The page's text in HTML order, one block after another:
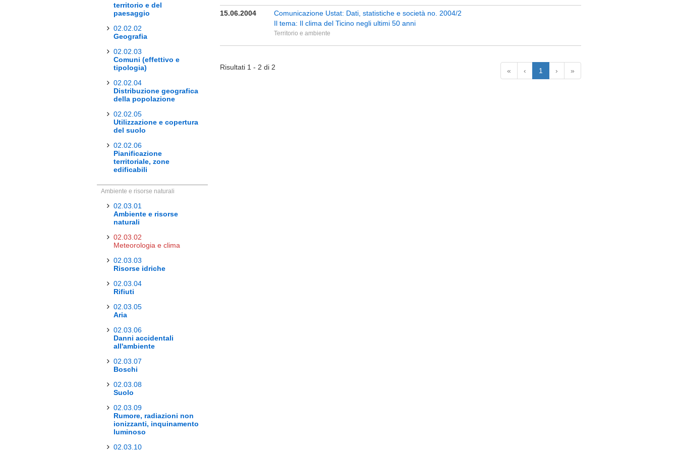
territorio e del
paesaggio
02.02.02
Geografia
02.02.03
Comuni (effettivo e
tipologia)
02.02.04
Distribuzione geografica
della popolazione
02.02.05
Utilizzazione e copertura
del suolo
02.02.06
Pianificazione
territoriale, zone
edificabili
Ambiente e risorse naturali
02.03.01
Ambiente e risorse
naturali
02.03.02
Meteorologia e clima
02.03.03
Risorse idriche
02.03.04
Rifiuti
02.03.05
Aria
02.03.06
Danni accidentali
all'ambiente
02.03.07
Boschi
02.03.08
Suolo
02.03.09
Rumore, radiazioni non
ionizzanti, inquinamento
luminoso
02.03.10
15.06.2004
Comunicazione Ustat: Dati, statistiche e società no. 2004/2
Il tema: Il clima del Ticino negli ultimi 50 anni
Territorio e ambiente
Risultati 1 - 2 di 2 « ‹ 1 › »